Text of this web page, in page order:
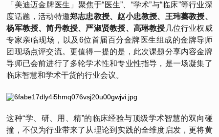
「美迪迈金牌医生」聚焦于“医生”、“学术”与“临床”等行业深
度话题，活动特邀郑志忠教授、赵小忠教授、王玮蓁教授、
杨军教授、简丹教授、严淑贤教授、高琳教授 几位行业权威
专家亲临现场，以及6位首届百分金牌医生组成的金牌导师
团现场点评交流。更值得一提的是，此次课题分享内容金牌
导师已会前进行了多轮学术性和专业性指导，是一场凝集了
临床智慧和学术干货的行业会议。
这种“学、研、用、精”的临床经验与顶级学术智慧的双向碰
撞，不仅为行业带来了从理论到实践的全维度启发，更将黄